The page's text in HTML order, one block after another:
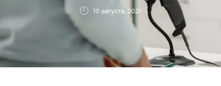
10 августа, 2021